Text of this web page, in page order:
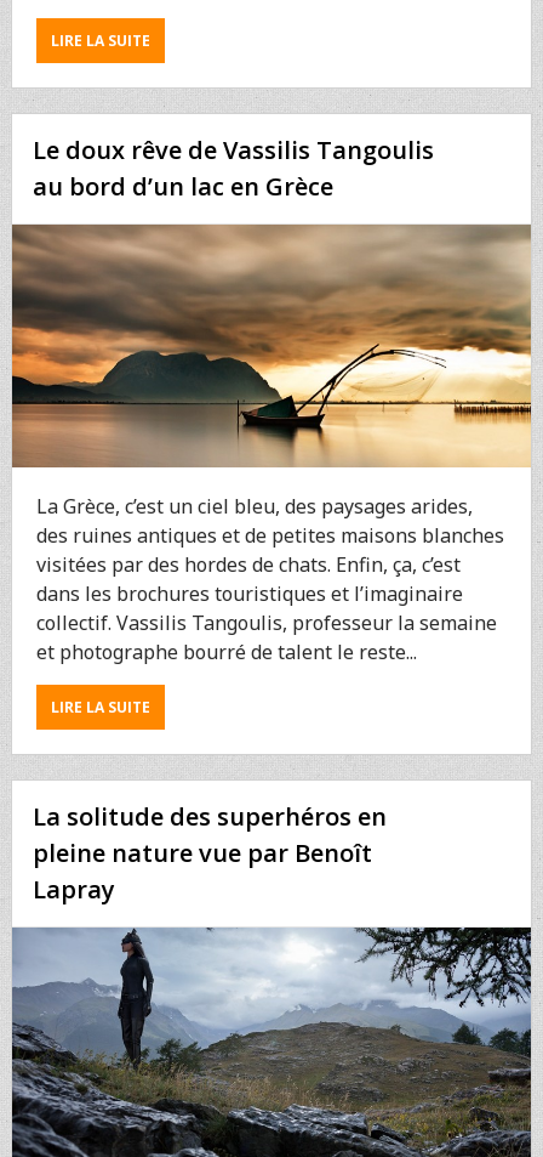
LIRE LA SUITEABOUT
LES
ALPES
PAR
FURLAN
:
MAGIQUE
!
Le doux rêve de Vassilis Tangoulis
au bord d’un lac en Grèce
La Grèce, c’est un ciel bleu, des paysages arides,
des ruines antiques et de petites maisons blanches
visitées par des hordes de chats. Enfin, ça, c’est
dans les brochures touristiques et l’imaginaire
collectif. Vassilis Tangoulis, professeur la semaine
et photographe bourré de talent le reste...
LIRE LA SUITEABOUT
LE
DOUX
RÊVE
VASSILIS
TANGOULIS
AU
EN
GRÈCE
La solitude des superhéros en
pleine nature vue par Benoît
Lapray